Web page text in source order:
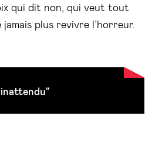
qui dit non, qui veut tout
plus revivre l’horreur.